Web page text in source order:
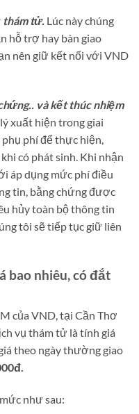
thám tử. Lúc này chúng
hỗ trợ hay bàn giao
nên giữ kết nối với VND
và kết thúc nhiệm
xuất hiện trong giai
phí để thực hiện,
có phát sinh. Khi nhận
áp dụng mức phí điều
tin, bằng chứng được
hủy toàn bộ thông tin
tôi sẽ tiếp tục giữ liên
bao nhiêu, có đắt
của VND, tại Cần Thơ
vụ thám tử là tính giá
theo ngày thường giao
như sau: